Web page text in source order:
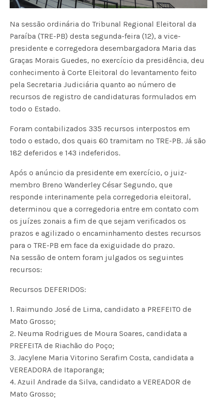
Na sessão ordinária do Tribunal Regional Eleitoral da
Paraíba (TRE-PB) desta segunda-feira (12), a vice-
presidente e corregedora desembargadora Maria das
Graças Morais Guedes, no exercício da presidência, deu
conhecimento à Corte Eleitoral do levantamento feito
pela Secretaria Judiciária quanto ao número de
recursos de registro de candidaturas formulados em
todo o Estado.
Foram contabilizados 335 recursos interpostos em
todo o estado, dos quais 60 tramitam no TRE-PB. Já são
182 deferidos e 143 indeferidos.
Após o anúncio da presidente em exercício, o juiz-
membro Breno Wanderley César Segundo, que
responde interinamente pela corregedoria eleitoral,
determinou que a corregedoria entre em contato com
os juízes zonais a fim de que sejam verificados os
prazos e agilizado o encaminhamento destes recursos
para o TRE-PB em face da exiguidade do prazo.
Na sessão de ontem foram julgados os seguintes
recursos:
Recursos DEFERIDOS:
1. Raimundo José de Lima, candidato a PREFEITO de
Mato Grosso;
2. Neuma Rodrigues de Moura Soares, candidata a
PREFEITA de Riachão do Poço;
3. Jacylene Maria Vitorino Serafim Costa, candidata a
VEREADORA de Itaporanga;
4. Azuil Andrade da Silva, candidato a VEREADOR de
Mato Grosso;